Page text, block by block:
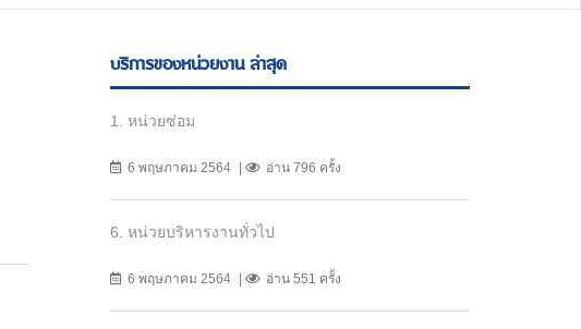
บริการของหน่วยงาน ล่าสุด
1. หน่วยซ่อม
6 พฤษภาคม 2564 อ่าน 796 ครั้ง
6. หน่วยบริหารงานทั่วไป
6 พฤษภาคม 2564 อ่าน 551 ครั้ง